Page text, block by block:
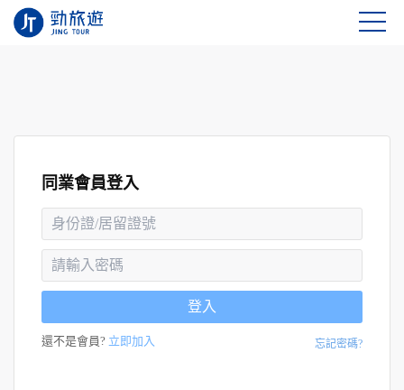
同業會員登入
登入
還不是會員? 立即加入 忘記密碼?